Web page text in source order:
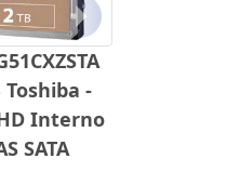
Toshiba -
Interno
SATA
Próximo